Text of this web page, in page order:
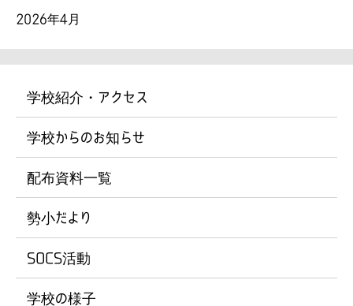
2026年4月
学校紹介・アクセス
学校からのお知らせ
配布資料一覧
勢小だより
SOCS活動
学校の様子